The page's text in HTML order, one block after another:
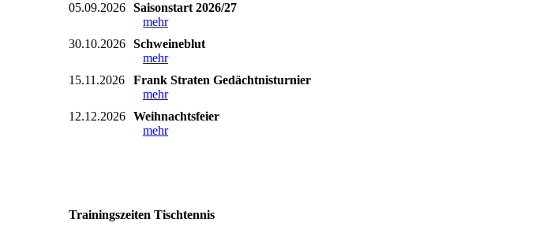
05.09.2026 Saisonstart 2026/27
mehr
30.10.2026 Schweineblut
mehr
15.11.2026
Frank Straten Gedächtnisturnier
mehr
12.12.2026 Weihnachtsfeier
mehr
Trainingszeiten Tischtennis